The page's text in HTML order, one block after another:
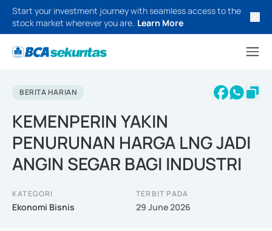
Start your investment journey with seamless access to the
stock market wherever you are. Learn More
BERITA HARIAN
KEMENPERIN YAKIN
PENURUNAN HARGA LNG JADI
ANGIN SEGAR BAGI INDUSTRI
KATEGORI
Ekonomi Bisnis
TERBIT PADA
29 June 2026